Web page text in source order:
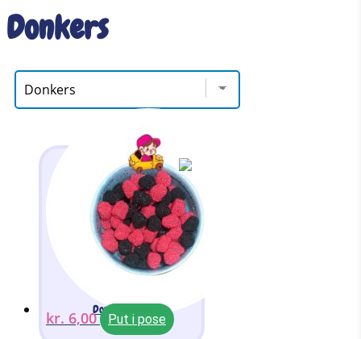
Donkers
Donkers Bær
kr. 6,00 Put i pose